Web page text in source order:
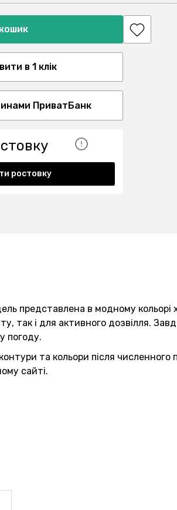
в 1 клік
ПриватБанк
ростовку
представлена ​​в модному кольорі
так і для активного дозвілля.
погоду.
та кольори після численного
сайті.